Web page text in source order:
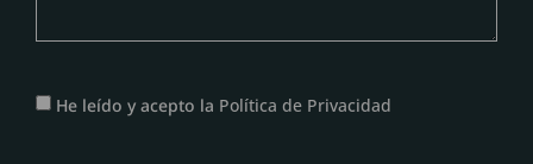
He leído y acepto la Política de Privacidad